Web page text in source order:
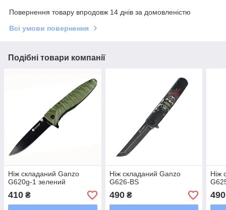
Повернення товару впродовж 14 днів за домовленістю
Всі умови повернення
Подібні товари компанії
Ніж складаний Ganzo
G620g-1 зелений
410 ₴
Ніж складаний Ganzo
G626-BS
490₴
Ніж
490